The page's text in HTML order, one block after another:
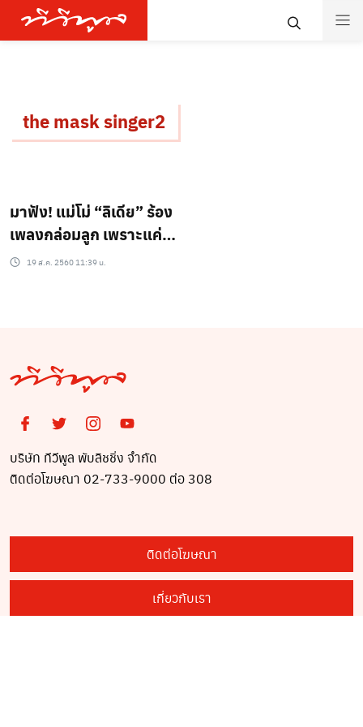
the mask singer2
มาฟัง! แม่โม่ “ลิเดีย” ร้อง
เพลงกล่อมลูก เพราะแค่
ไหน…?(ชมคลิป)
19 ส.ค. 2560 11:39 น.
บริษัท ทีวีพูล พับลิชชิ่ง จำกัด
ติดต่อโฆษณา 02-733-9000 ต่อ 308
ติดต่อโฆษณา
เกี่ยวกับเรา